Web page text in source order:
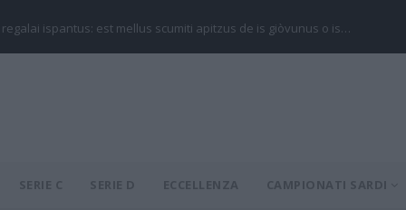
regalai ispantus: est mellus scumiti apitzus de is giòvunus o is…
SERIE C SERIE D ECCELLENZA CAMPIONATI SARDI